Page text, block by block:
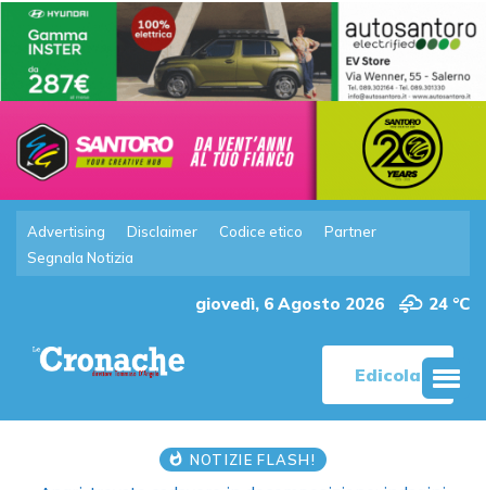
Advertising Disclaimer Codice etico
Partner
Segnala Notizia
giovedì, 6 Agosto 2026 24 °C
Edicola
NOTIZIE FLASH!